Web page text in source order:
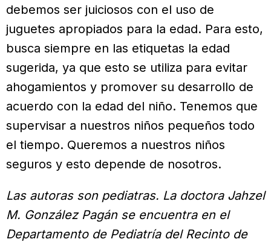
debemos ser juiciosos con el uso de
juguetes apropiados para la edad. Para esto,
busca siempre en las etiquetas la edad
sugerida, ya que esto se utiliza para evitar
ahogamientos y promover su desarrollo de
acuerdo con la edad del niño. Tenemos que
supervisar a nuestros niños pequeños todo
el tiempo. Queremos a nuestros niños
seguros y esto depende de nosotros.
Las autoras son pediatras. La doctora Jahzel
M. González Pagán se encuentra en el
Departamento de Pediatría del Recinto de